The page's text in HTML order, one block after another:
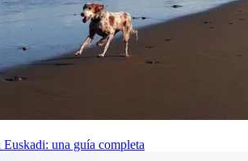
Euskadi: una guía completa